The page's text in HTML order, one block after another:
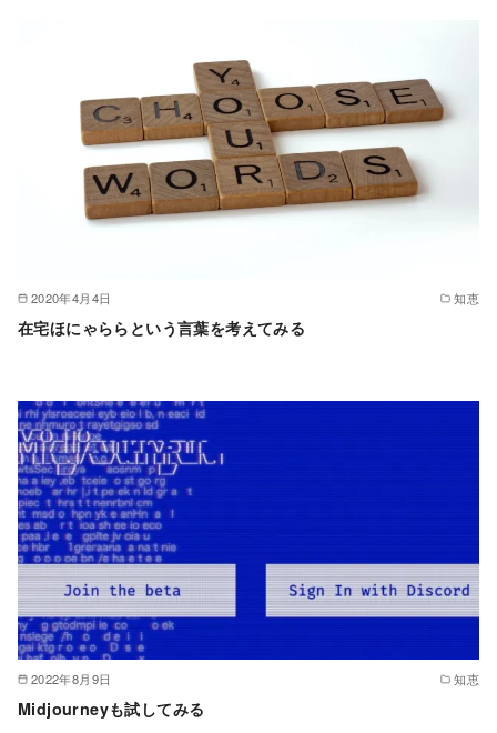
2020年4月4日 知恵
在宅ほにゃららという言葉を考えてみる
2022年8月9日 知恵
Midjourneyも試してみる